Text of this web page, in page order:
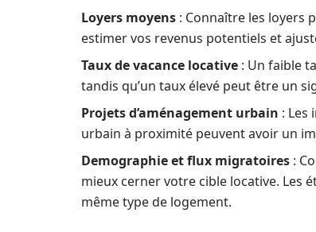
Loyers moyens : Connaître les loyers
estimer vos revenus potentiels et
Taux de vacance locative : Un faible
tandis qu’un taux élevé peut être un
Projets d’aménagement urbain : Les
urbain à proximité peuvent avoir un
Demographie et flux migratoires :
mieux cerner votre cible locative. Les
même type de logement.